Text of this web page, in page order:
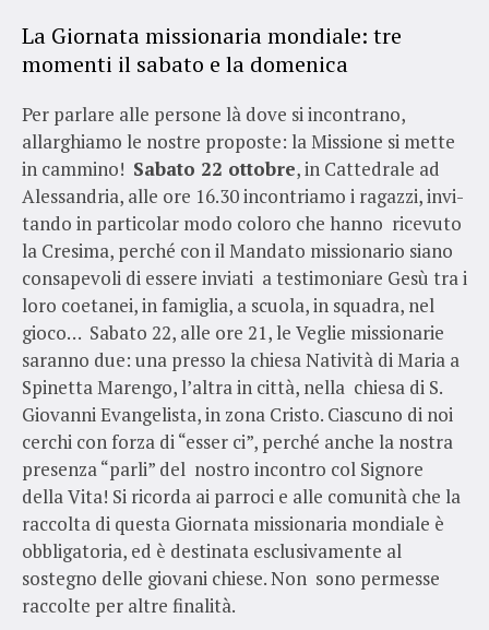
La Giornata missionaria mondiale: tre
momenti il sabato e la domenica
Per parlare alle persone là dove si incontrano,
allarghiamo le nostre proposte: la Missione si mette
in cammino! Sabato 22 ottobre, in Cattedrale ad
Alessandria, alle ore 16.30 incontriamo i ragazzi, invi-
tando in particolar modo coloro che hanno ricevuto
la Cresima, perché con il Mandato missionario siano
consapevoli di essere inviati a testimoniare Gesù tra i
loro coetanei, in famiglia, a scuola, in squadra, nel
gioco… Sabato 22, alle ore 21, le Veglie missionarie
saranno due: una presso la chiesa Natività di Maria a
Spinetta Marengo, l’altra in città, nella chiesa di S.
Giovanni Evangelista, in zona Cristo. Ciascuno di noi
cerchi con forza di “esser ci”, perché anche la nostra
presenza “parli” del nostro incontro col Signore
della Vita! Si ricorda ai parroci e alle comunità che la
raccolta di questa Giornata missionaria mondiale è
obbligatoria, ed è destinata esclusivamente al
sostegno delle giovani chiese. Non sono permesse
raccolte per altre finalità.